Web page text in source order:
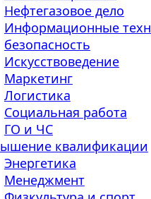
Нефтегазовое дело
Информационные
безопасность
Искусствоведение
Маркетинг
Логистика
Социальная работа
ГО и ЧС
квалификации
Энергетика
Менеджмент